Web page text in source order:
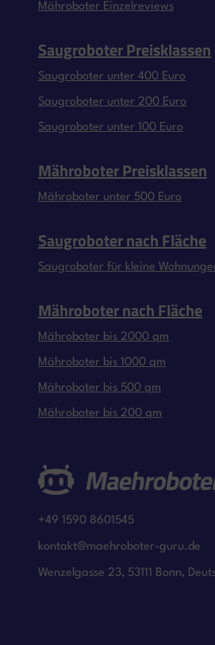
Mähroboter Einzelreviews
Saugroboter Preisklassen
Saugroboter unter 400 Euro
Saugroboter unter 200 Euro
Saugroboter unter 100 Euro
Mähroboter Preisklassen
Mähroboter unter 500 Euro
Saugroboter nach Fläche
Saugroboter für kleine
Mähroboter nach Fläche
Mähroboter bis 2000 qm
Mähroboter bis 1000 qm
Mähroboter bis 500 qm
Mähroboter bis 200 qm
+49 1590 8601545
kontakt@maehroboter-guru.de
Wenzelgasse 23, 53111 Bonn,